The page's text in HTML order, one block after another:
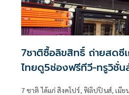
7ชาติซื้อลิขสิทธิ์ ถ่ายสดซี
ไทยดู5ช่องฟรีทีวี-ทรูวิชั่น
7 ชาติ ได้แก่ สิงคโปร์, ฟิลิปปินส์, เมียน